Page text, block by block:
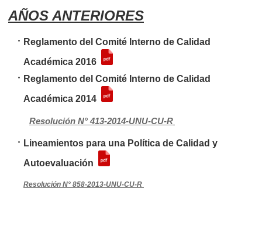
AÑOS ANTERIORES
Reglamento del Comité Interno de Calidad
Académica 2016
Reglamento del Comité Interno de Calidad
Académica 2014
Resolución N° 413-2014-UNU-CU-R
Lineamientos para una Política de Calidad y
Autoevaluación
Resolución N° 858-2013-UNU-CU-R